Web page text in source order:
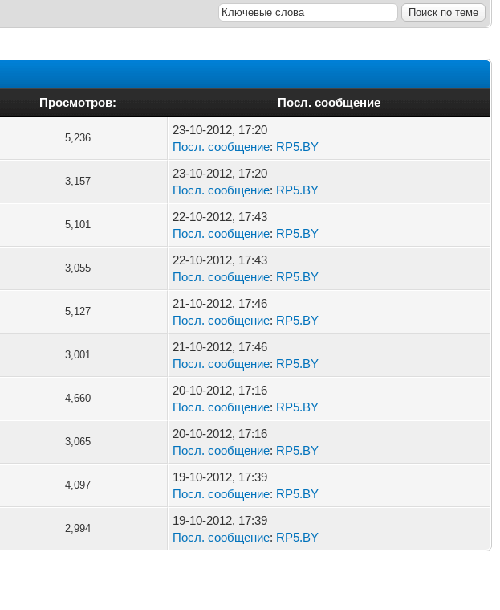
Просмотров: Посл. сообщение
5,236
23-10-2012, 17:20
Посл. сообщение: RP5.BY
3,157
23-10-2012, 17:20
Посл. сообщение: RP5.BY
5,101
22-10-2012, 17:43
Посл. сообщение: RP5.BY
3,055
22-10-2012, 17:43
Посл. сообщение: RP5.BY
5,127
21-10-2012, 17:46
Посл. сообщение: RP5.BY
3,001
21-10-2012, 17:46
Посл. сообщение: RP5.BY
4,660
20-10-2012, 17:16
Посл. сообщение: RP5.BY
3,065
20-10-2012, 17:16
Посл. сообщение: RP5.BY
4,097
19-10-2012, 17:39
Посл. сообщение: RP5.BY
2,994
19-10-2012, 17:39
Посл. сообщение: RP5.BY